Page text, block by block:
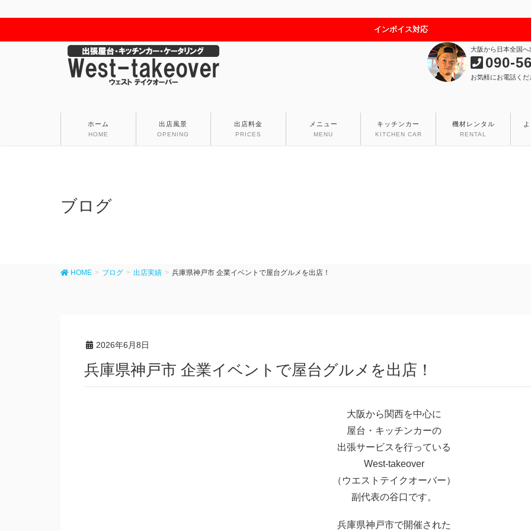
インボイス対応
大阪から日本全国
090-
お気軽にお電話くだ
ホーム
HOME
出店風景
OPENING
出店料金
PRICES
メニュー
MENU
キッチンカー
KITCHEN CAR
機材レンタル
RENTAL
ブログ
HOME ブログ 出店実績 兵庫県神戸市 企業イベントで屋台グルメを出店！
2026年6月8日
兵庫県神戸市 企業イベントで屋台グルメを出店！
大阪から関西を中心に
屋台・キッチンカーの
出張サービスを行っている
West-takeover
（ウエストテイクオーバー）
副代表の谷口です。
兵庫県神戸市で開催された